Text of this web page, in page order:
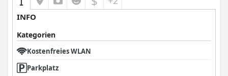
INFO
Kategorien
Kostenfreies WLAN
Parkplatz